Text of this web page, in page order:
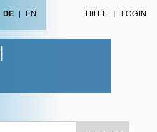
DE | EN HILFE LOGIN